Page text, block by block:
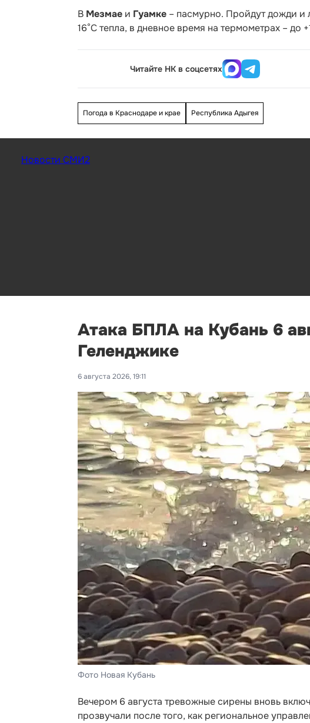
В Мезмае и Гуамке – пасмурно. Пройдут дожди и
16°С тепла, в дневное время на термометрах –
Читайте НК в соцсетях
Погода в Краснодаре и крае Республика Адыгея
Новости СМИ2
Атака БПЛА на Кубань 6
Геленджике
6 августа 2026, 19:11
Фото Новая Кубань
Вечером 6 августа тревожные сирены вновь
прозвучали после того, как региональное